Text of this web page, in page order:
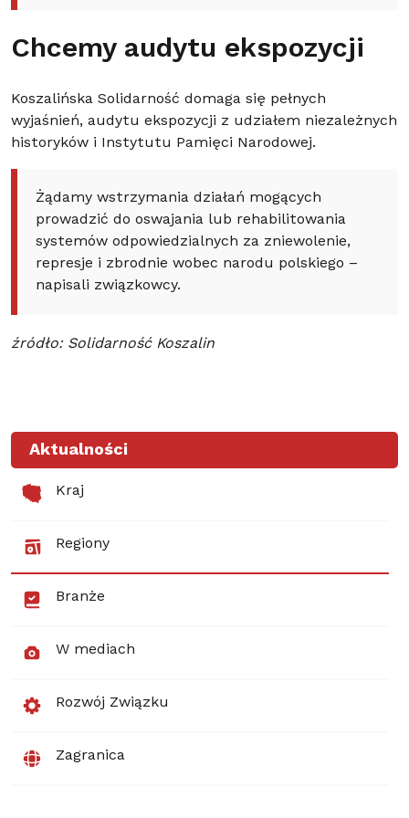
Chcemy audytu ekspozycji
Koszalińska Solidarność domaga się pełnych
wyjaśnień, audytu ekspozycji z udziałem niezależnych
historyków i Instytutu Pamięci Narodowej.
Żądamy wstrzymania działań mogących
prowadzić do oswajania lub rehabilitowania
systemów odpowiedzialnych za zniewolenie,
represje i zbrodnie wobec narodu polskiego –
napisali związkowcy.
źródło: Solidarność Koszalin
Aktualności
Kraj
Regiony
Branże
W mediach
Rozwój Związku
Zagranica